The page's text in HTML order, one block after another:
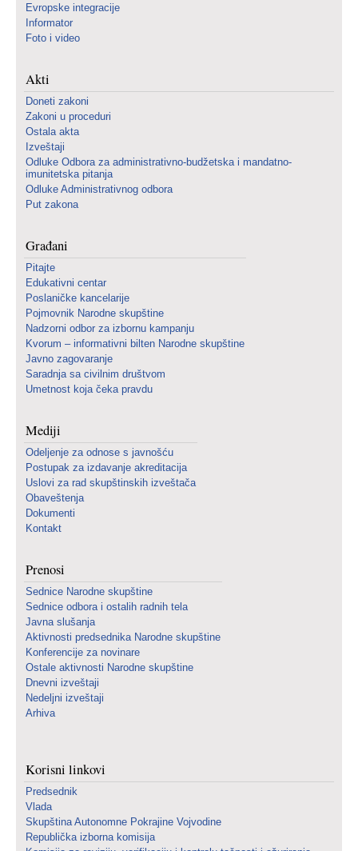
Evropske integracije
Informator
Foto i video
Akti
Doneti zakoni
Zakoni u proceduri
Ostala akta
Izveštaji
Odluke Odbora za administrativno-budžetska i mandatno-
imunitetska pitanja
Odluke Administrativnog odbora
Put zakona
Građani
Pitajte
Edukativni centar
Poslaničke kancelarije
Pojmovnik Narodne skupštine
Nadzorni odbor za izbornu kampanju
Kvorum – informativni bilten Narodne skupštine
Javno zagovaranje
Saradnja sa civilnim društvom
Umetnost koja čeka pravdu
Mediji
Odeljenje za odnose s javnošću
Postupak za izdavanje akreditacija
Uslovi za rad skupštinskih izveštača
Obaveštenja
Dokumenti
Kontakt
Prenosi
Sednice Narodne skupštine
Sednice odbora i ostalih radnih tela
Javna slušanja
Aktivnosti predsednika Narodne skupštine
Konferencije za novinare
Ostale aktivnosti Narodne skupštine
Dnevni izveštaji
Nedeljni izveštaji
Arhiva
Korisni linkovi
Predsednik
Vlada
Skupština Autonomne Pokrajine Vojvodine
Republička izborna komisija